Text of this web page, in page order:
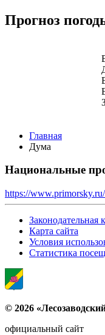
Прогноз
Главная
Дума
Национальные
https://
Законодательная
Карта сайта
Условия
Статистика
© 2026
официальный сайт